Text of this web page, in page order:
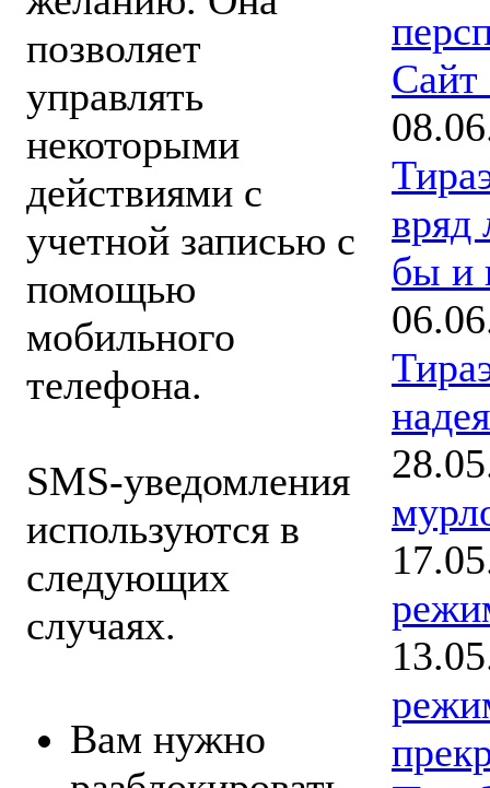
позволяет
управлять
некоторыми
действиями с
учетной записью с
помощью
мобильного
телефона.
SMS-уведомления
используются в
следующих
случаях.
Вам нужно
Сайт
вряд
бы и